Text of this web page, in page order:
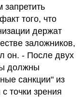
запретить
того, что
держат
заложников,
он. - После двух
должны
санкции" из
точки зрения